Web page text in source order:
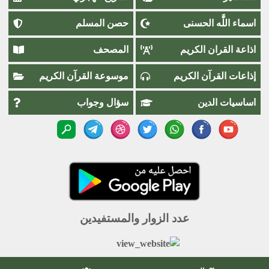
اسماء اللَّٰه الحسنى حصن المسلم
اذاعة القران الكريم المصحف
إذاعات القرآن الكريم موسوعة القرآن الكريم
اساسيات الدين سؤال وجواب
عدد الزوار والمستفيدين